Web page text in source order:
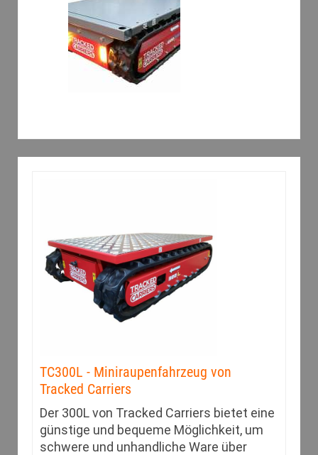
TC300L - Miniraupenfahrzeug von
Tracked Carriers
Der 300L von Tracked Carriers bietet eine
günstige und bequeme Möglichkeit, um
schwere und unhandliche Ware über